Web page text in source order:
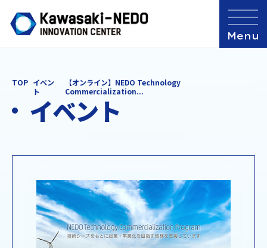
TOP イベン
ト
【オンライン】NEDO Technology
Commercialization...
イベント